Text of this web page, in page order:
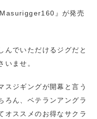
』が発売
んでいただけるジグだと
いませ。
スジギングが開幕と言う
ろん、ベテランアングラ
オススメのお得なサクラ